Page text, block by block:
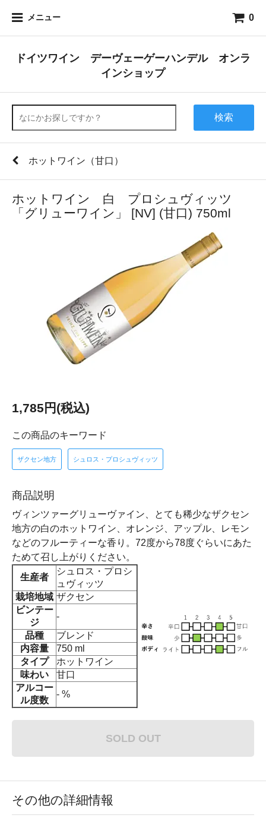
メニュー 0
ドイツワイン デーヴェーゲーハンデル オンラ
インショップ
検索
ホットワイン（甘口）
ホットワイン 白 プロシュヴィッツ
「グリューワイン」 [NV] (甘口) 750ml
1,785円(税込)
この商品のキーワード
ザクセン地方 シュロス・プロシュヴィッツ
商品説明
ヴィンツァーグリューヴァイン、とても稀少なザクセン
地方の白のホットワイン、オレンジ、アップル、レモン
などのフルーティーな香り。72度から78度ぐらいにあた
ためて召し上がりください。
生産者
シュロス・プロシ
ュヴィッツ
栽培地域 ザクセン
ビンテー
ジ
-
品種
ブレンド
内容量
750 ml
タイプ
ホットワイン
味わい
甘口
アルコー
ル度数
- %
SOLD OUT
その他の詳細情報